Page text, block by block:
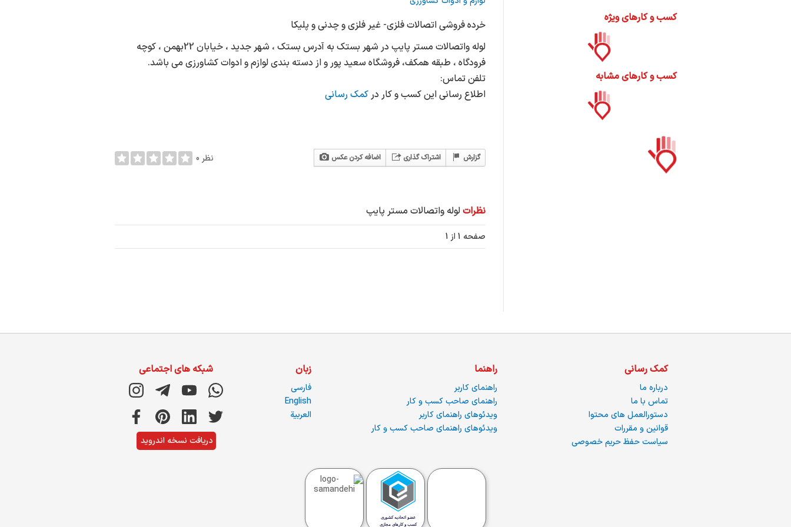
خرده فروشی اتصالات فلزی- غیر فلزی و چدنی و پلیکا
لوله واتصالات مستر پایپ در شهر بستک به آدرس بستک ، شهر جدید ، خیابان 22بهمن ، کوچه
فرودگاه ، طبقه همکف، فروشگاه سعید پور و از دسته بندی لوازم و ادوات کشاورزی می باشد.
تلفن تماس:
اطلاع رسانی این کسب و کار درکمک رسانی
اضافه کردن عکس اشتراک گذاری گزارش 0 نظر
نظراتلوله واتصالات مستر پایپ
صفحه 1 از 1
کسب و کارهای ویژه
کسب و کارهای مشابه
کمک رسانی
درباره ما
تماس با ما
دستورالعمل های محتوا
قوانین و مقررات
سیاست حفظ حریم خصوصی
راهنما
راهنمای کاربر
راهنمای صاحب کسب و کار
ویدئوهای راهنمای کاربر
ویدئوهای راهنمای صاحب کسب و کار
زبان
فارسی
English
العربية
شبکه های اجتماعی
دریافت نسخه اندروید